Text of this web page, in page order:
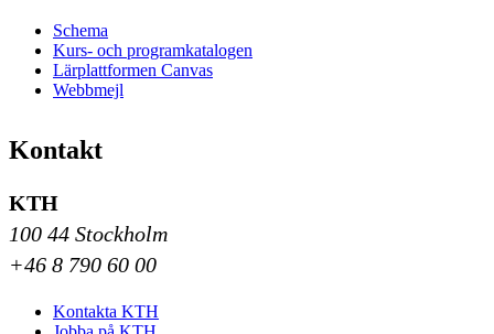
Schema
Kurs- och programkatalogen
Lärplattformen Canvas
Webbmejl
Kontakt
KTH
100 44 Stockholm
+46 8 790 60 00
Kontakta KTH